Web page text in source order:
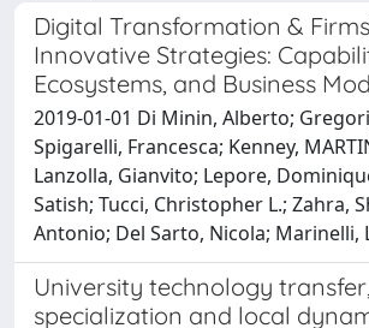
Digital Transformation &
Innovative Strategies:
Ecosystems, and Business
2019-01-01 Di Minin, Alberto;
Spigarelli, Francesca; Kenney,
Lanzolla, Gianvito; Lepore,
Satish; Tucci, Christopher L.; Zahra,
Antonio; Del Sarto, Nicola; Marinelli,
University technology
specialization and local